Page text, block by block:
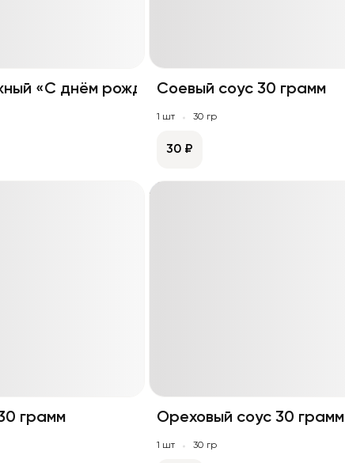
«С днём рождения!»Соевый соус 30 грамм
1 шт 30 гр
30 ₽
грамм Ореховый соус 30 грамм
1 шт 30 гр